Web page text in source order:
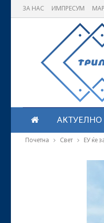
ЗА НАС ИМПРЕСУМ
АКТУЕЛНО
Почетна Свет ЕУ ќе